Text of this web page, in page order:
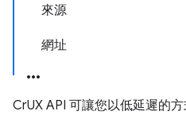
來源
網址
CrUX API 可讓您以低延遲的